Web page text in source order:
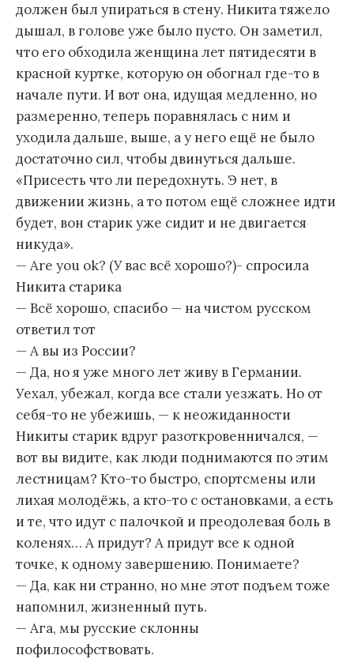
должен был упираться в стену. Никита тяжело
дышал, в голове уже было пусто. Он заметил,
что его обходила женщина лет пятидесяти в
красной куртке, которую он обогнал где-то в
начале пути. И вот она, идущая медленно, но
размеренно, теперь поравнялась с ним и
уходила дальше, выше, а у него ещё не было
достаточно сил, чтобы двинуться дальше.
«Присесть что ли передохнуть. Э нет, в
движении жизнь, а то потом ещё сложнее идти
будет, вон старик уже сидит и не двигается
никуда».
— Аre you ok? (У вас всё хорошо?)- спросила
Никита старика
— Всё хорошо, спасибо — на чистом русском
ответил тот
— А вы из России?
— Да, но я уже много лет живу в Германии.
Уехал, убежал, когда все стали уезжать. Но от
себя-то не убежишь, — к неожиданности
Никиты старик вдруг разоткровенничался, —
вот вы видите, как люди поднимаются по этим
лестницам? Кто-то быстро, спортсмены или
лихая молодёжь, а кто-то с остановками, а есть
и те, что идут с палочкой и преодолевая боль в
коленях… А придут? А придут все к одной
точке, к одному завершению. Понимаете?
— Да, как ни странно, но мне этот подъем тоже
напомнил, жизненный путь.
— Ага, мы русские склонны
пофилософствовать.